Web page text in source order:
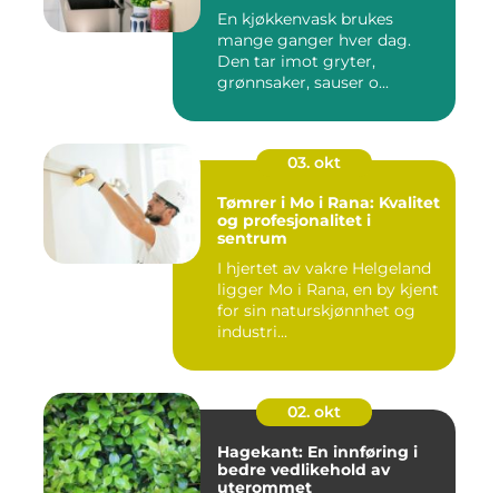
En kjøkkenvask brukes
mange ganger hver dag.
Den tar imot gryter,
grønnsaker, sauser o...
03. okt
Tømrer i Mo i Rana: Kvalitet
og profesjonalitet i
sentrum
I hjertet av vakre Helgeland
ligger Mo i Rana, en by kjent
for sin naturskjønnhet og
industri...
02. okt
Hagekant: En innføring i
bedre vedlikehold av
uterommet